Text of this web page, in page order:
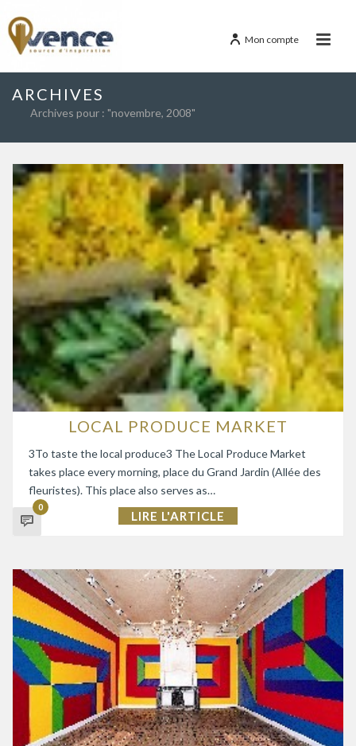
Mon compte
ARCHIVES
Archives pour : "novembre, 2008"
LOCAL PRODUCE MARKET
3To taste the local produce3 The Local Produce Market
takes place every morning, place du Grand Jardin (Allée des
fleuristes). This place also serves as…
0
LIRE L'ARTICLE